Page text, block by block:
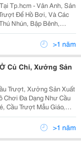
Tp.hcm - Vân Anh, Sản
Để Hồ Bơi, Và Các
Nhún, Bập Bênh,
Đẹp, Sản Phẩm Bền
Và Giá Rẻ Nhất Hcm. Công Ty Tnhh Sx Tm Vân>1 năm
Củ Chi, Xưởng Sản
Trượt, Xưởng Sản Xuất
Chơi Đa Dạng Như Cầu
Cầu Trượt Mẫu Giáo,
Leo...
Tham Khảo Thêm Đồ>1 năm